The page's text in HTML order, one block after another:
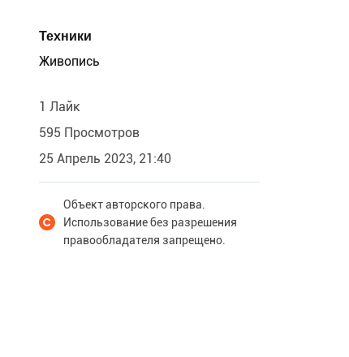
Техники
Живопись
1 Лайк
595 Просмотров
25 Апрель 2023, 21:40
Объект авторского права.
Использование без разрешения
правообладателя запрещено.